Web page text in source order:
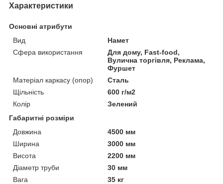
Характеристики
Основні атрибути
Вид
Намет
Сфера використання
Для дому, Fast-food,
Вулична торгівля, Реклама,
Фуршет
Матеріал каркасу (опор)
Сталь
Щільність
600 г/м2
Колір
Зелений
Габаритні розміри
Довжина
4500 мм
Ширина
3000 мм
Висота
2200 мм
Діаметр труби
30 мм
Вага
35 кг